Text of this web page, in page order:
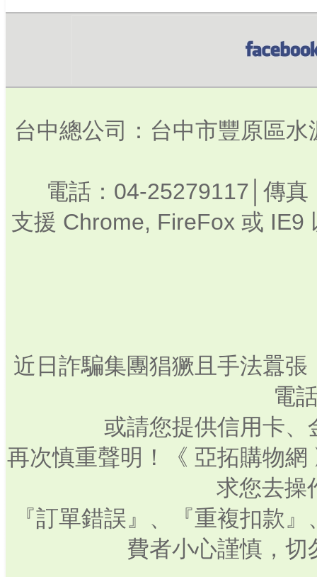
台中總公司：台中市豐原區
電話：04-25279117│傳
支援 Chrome, FireFox 或 IE9
近日詐騙集團猖獗且手法囂
電
或請您提供信用卡
再次慎重聲明！《 亞拓購物
求您去操
『訂單錯誤』、『重複扣款
費者小心謹慎，